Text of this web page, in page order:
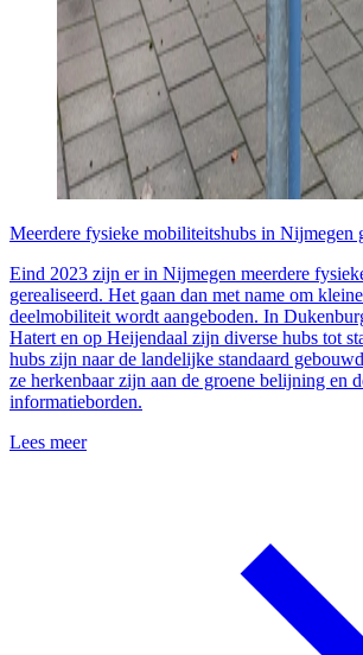
Meerdere fysieke mobiliteitshubs in Nijmegen
Eind 2023 zijn er in Nijmegen meerdere
gerealiseerd. Het gaan dan met name om
deelmobiliteit wordt aangeboden. In
Hatert en op Heijendaal zijn diverse hubs tot
hubs zijn naar de landelijke standaard
ze herkenbaar zijn aan de groene belijning en
informatieborden.
Lees meer